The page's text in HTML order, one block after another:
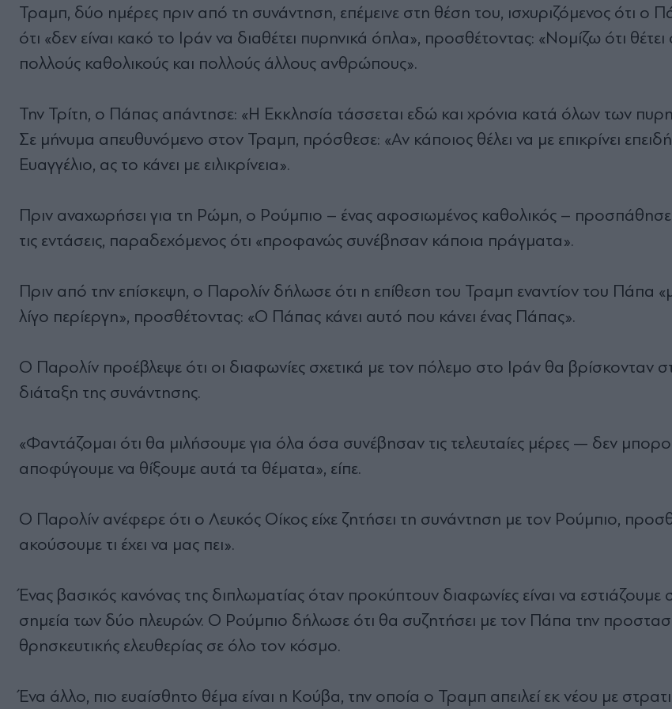
Τραμπ, δύο ημέρες πριν από τη συνάντηση, επέμεινε στη θέση του, ισχυριζόμενος ότι ο
ότι «δεν είναι κακό το Ιράν να διαθέτει πυρηνικά όπλα», προσθέτοντας: «Νομίζω ότι θέτει
πολλούς καθολικούς και πολλούς άλλους ανθρώπους».
Την Τρίτη, ο Πάπας απάντησε: «Η Εκκλησία τάσσεται εδώ και χρόνια κατά όλων των
Σε μήνυμα απευθυνόμενο στον Τραμπ, πρόσθεσε: «Αν κάποιος θέλει να με επικρίνει
Ευαγγέλιο, ας το κάνει με ειλικρίνεια».
Πριν αναχωρήσει για τη Ρώμη, ο Ρούμπιο – ένας αφοσιωμένος καθολικός – προσπάθησε
τις εντάσεις, παραδεχόμενος ότι «προφανώς συνέβησαν κάποια πράγματα».
Πριν από την επίσκεψη, ο Παρολίν δήλωσε ότι η επίθεση του Τραμπ εναντίον του Πάπα
λίγο περίεργη», προσθέτοντας: «Ο Πάπας κάνει αυτό που κάνει ένας Πάπας».
Ο Παρολίν προέβλεψε ότι οι διαφωνίες σχετικά με τον πόλεμο στο Ιράν θα βρίσκονταν
διάταξη της συνάντησης.
«Φαντάζομαι ότι θα μιλήσουμε για όλα όσα συνέβησαν τις τελευταίες μέρες — δεν
αποφύγουμε να θίξουμε αυτά τα θέματα», είπε.
Ο Παρολίν ανέφερε ότι ο Λευκός Οίκος είχε ζητήσει τη συνάντηση με τον Ρούμπιο,
ακούσουμε τι έχει να μας πει».
Ένας βασικός κανόνας της διπλωματίας όταν προκύπτουν διαφωνίες είναι να εστιάζουμε
σημεία των δύο πλευρών. Ο Ρούμπιο δήλωσε ότι θα συζητήσει με τον Πάπα την
θρησκευτικής ελευθερίας σε όλο τον κόσμο.
Ένα άλλο, πιο ευαίσθητο θέμα είναι η Κούβα, την οποία ο Τραμπ απειλεί εκ νέου με